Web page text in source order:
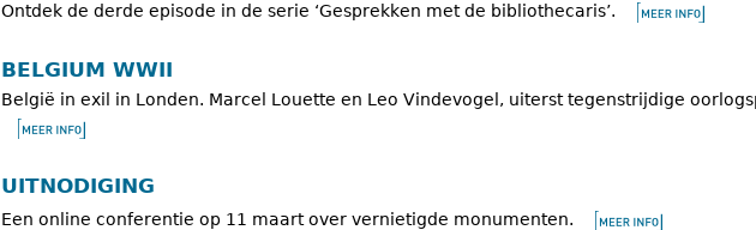
Ontdek de derde episode in de serie ‘Gesprekken met de bibliothecaris’.
BELGIUM WWII
België in exil in Londen. Marcel Louette en Leo Vindevogel, uiterst tegenstrijdige
UITNODIGING
Een online conferentie op 11 maart over vernietigde monumenten.